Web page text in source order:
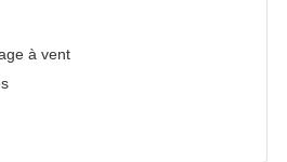
à vent